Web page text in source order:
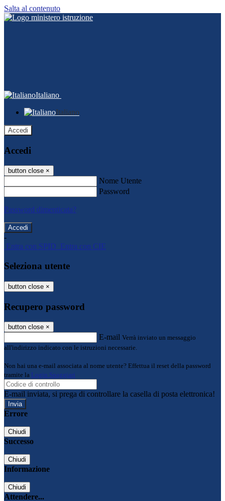
Salta al contenuto
Italiano
Italiano
Accedi
Accedi
button close ×
Nome Utente
Password
Password dimenticata?
-
Entra con SPID Entra con CIE
Seleziona utente
button close ×
Recupero password
button close ×
E-mail Verrà inviato un messaggio
all'indirizzo indicato con le istruzioni necessarie.
Non hai una e-mail associata al nome utente? Effettua il reset della password
tramite la Login Spaggiari
E-mail inviata, si prega di controllare la casella di posta elettronica!
Errore
Chiudi
Successo
Chiudi
Informazione
Chiudi
Attendere...